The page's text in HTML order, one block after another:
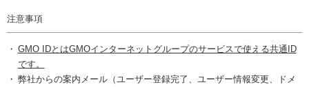
注意事項
GMO IDとはGMOインターネットグループのサービスで使える共通ID
です。
弊社からの案内メール（ユーザー登録完了、ユーザー情報変更、ドメ